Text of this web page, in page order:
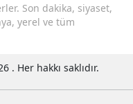
Son dakika, siyaset,
yerel ve tüm
. Her hakkı saklıdır.